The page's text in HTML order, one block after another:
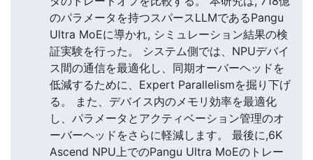
のパラメータを持つスパースLLMであるPangu
Ultra MoEに導かれ, シミュレーション結果の検
証実験を行った。 システム側では、NPUデバイ
ス間の通信を最適化し、同期オーバーヘッドを
低減するために、Expert Parallelismを掘り下げ
る。 また、デバイス内のメモリ効率を最適化
し、パラメータとアクティベーション管理のオ
ーバーヘッドをさらに軽減します。 最後に,6K
Ascend NPU上でのPangu Ultra MoEのトレー